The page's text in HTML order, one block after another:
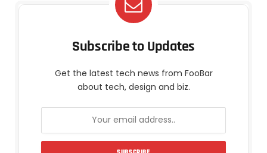
Subscribe to Updates
Get the latest tech news from FooBar
about tech, design and biz.